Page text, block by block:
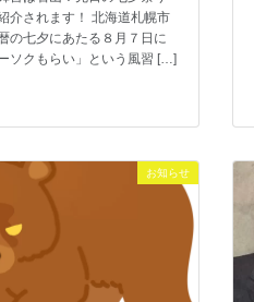
介されます！ 北海道札幌市
の七夕にあたる８月７日に
ソクもらい」という風習 […]
お知らせ